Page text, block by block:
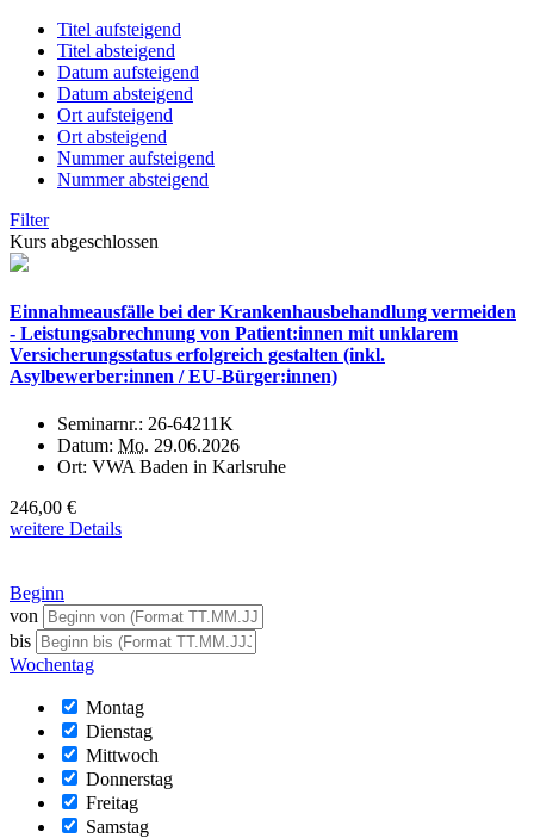
Titel aufsteigend
Titel absteigend
Datum aufsteigend
Datum absteigend
Ort aufsteigend
Ort absteigend
Nummer aufsteigend
Nummer absteigend
Filter
Kurs abgeschlossen
Einnahmeausfälle bei der Krankenhausbehandlung vermeiden
- Leistungsabrechnung von Patient:innen mit unklarem
Versicherungsstatus erfolgreich gestalten (inkl.
Asylbewerber:innen / EU-Bürger:innen)
Seminarnr.: 26-64211K
Datum: Mo. 29.06.2026
Ort: VWA Baden in Karlsruhe
246,00 €
weitere Details
Beginn
von
bis
Wochentag
Montag
Dienstag
Mittwoch
Donnerstag
Freitag
Samstag